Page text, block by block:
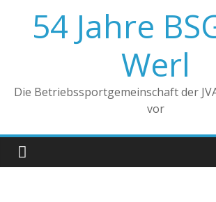
springen54 Jahre
Werl
Die Betriebssportgemeinschaft der
vor